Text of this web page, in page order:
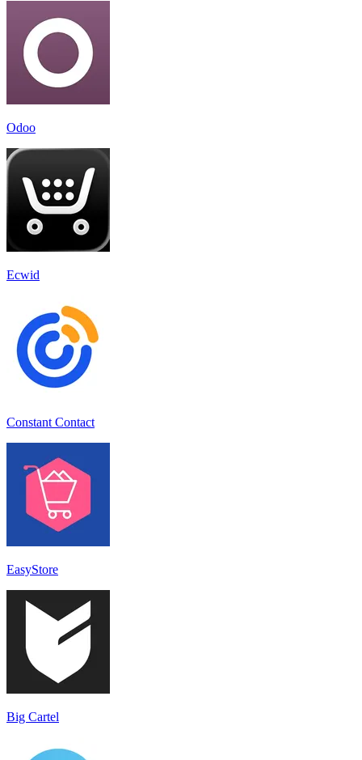
Odoo
Ecwid
Constant Contact
EasyStore
Big Cartel